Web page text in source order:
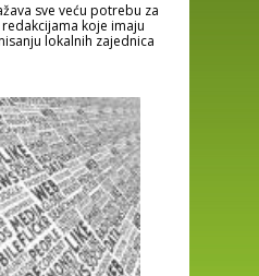
sve veću potrebu za
koje imaju
lokalnih zajednica